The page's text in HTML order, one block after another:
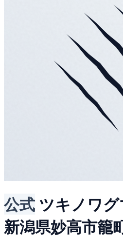
公式 ツキノワグ
新潟県妙高市籠